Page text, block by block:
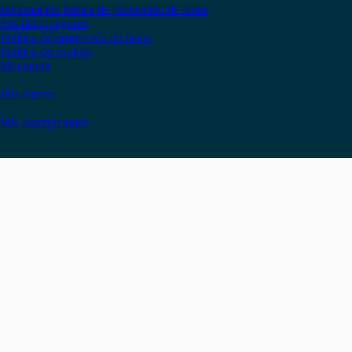
Información básica de protección de datos
Sus datos seguros
Política de protección de datos
Política de cookies
Mi cuenta
Mis cursos
Mis suscripciones